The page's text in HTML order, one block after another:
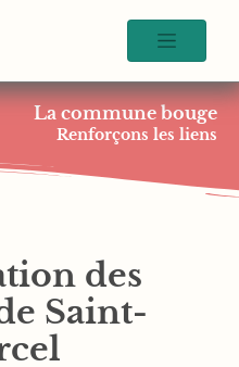
La commune bouge
Renforçons les liens
des
Saint-